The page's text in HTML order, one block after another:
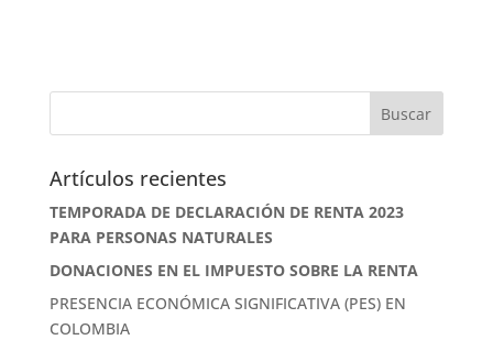
Artículos recientes
TEMPORADA DE DECLARACIÓN DE RENTA 2023
PARA PERSONAS NATURALES
DONACIONES EN EL IMPUESTO SOBRE LA RENTA
PRESENCIA ECONÓMICA SIGNIFICATIVA (PES) EN
COLOMBIA